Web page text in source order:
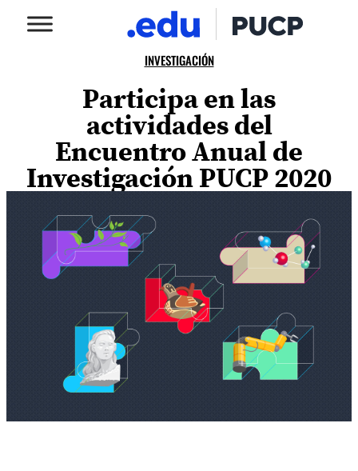
INVESTIGACIÓN
Participa en las
actividades del
Encuentro Anual de
Investigación PUCP 2020